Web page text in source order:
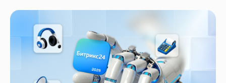
BI-отчёты
Аудит Битрикс24
Маркет готовых решений